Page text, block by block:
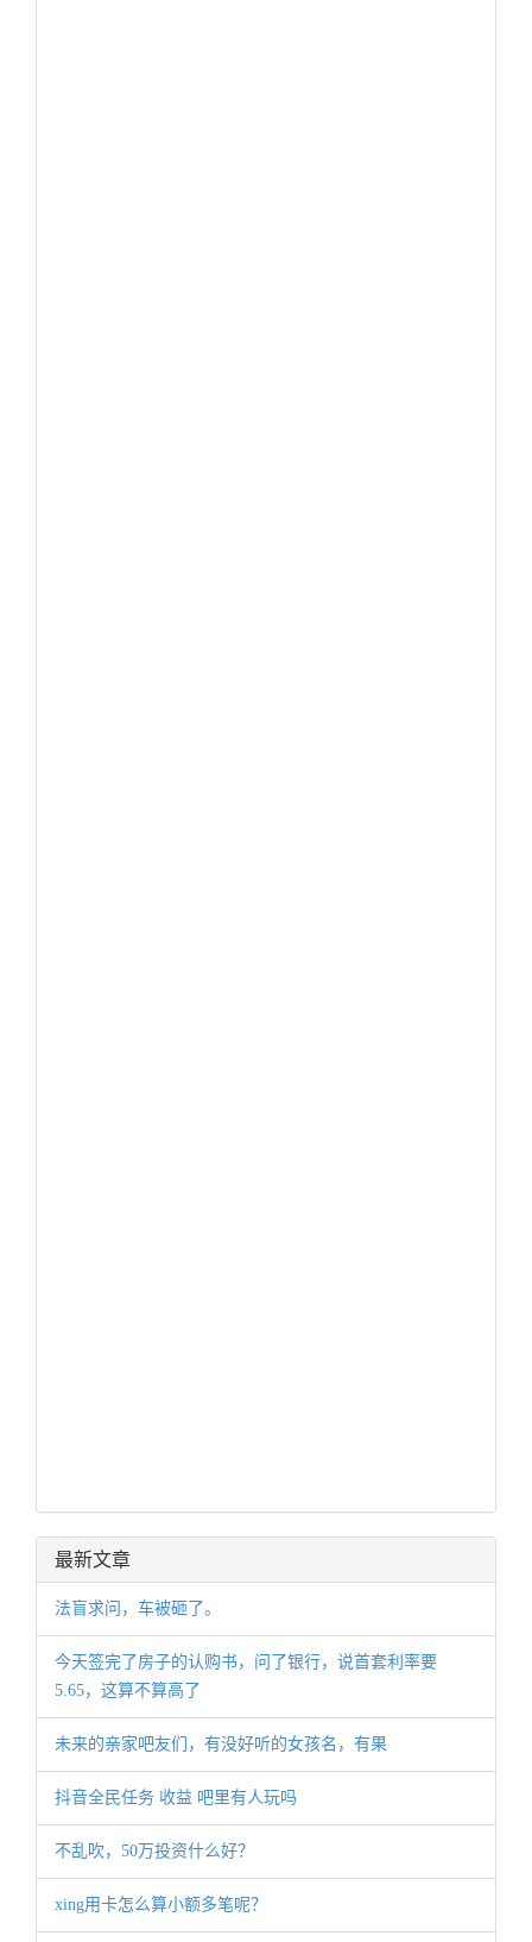
最新文章
法盲求问，车被砸了。
今天签完了房子的认购书，问了银行，说首套利率要
5.65，这算不算高了
未来的亲家吧友们，有没好听的女孩名，有果
抖音全民任务 收益 吧里有人玩吗
不乱吹，50万投资什么好？
xing用卡怎么算小额多笔呢？